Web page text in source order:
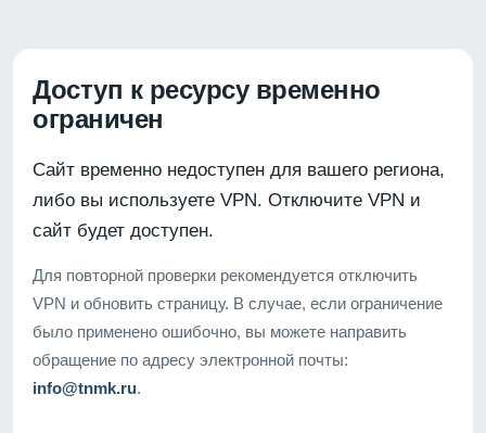
Доступ к ресурсу временно
ограничен
Сайт временно недоступен для вашего региона,
либо вы используете VPN. Отключите VPN и
сайт будет доступен.
Для повторной проверки рекомендуется отключить
VPN и обновить страницу. В случае, если ограничение
было применено ошибочно, вы можете направить
обращение по адресу электронной почты:
info@tnmk.ru.